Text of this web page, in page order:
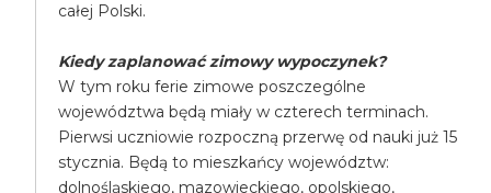
całej Polski.
Kiedy zaplanować zimowy wypoczynek?
​W tym roku ferie zimowe poszczególne
województwa będą miały w czterech terminach.
Pierwsi uczniowie rozpoczną przerwę od nauki już 15
stycznia. Będą to mieszkańcy województw:
dolnośląskiego, mazowieckiego, opolskiego,